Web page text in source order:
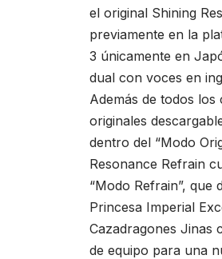
el original Shining
previamente en la
3 únicamente en
dual con voces en
Además de todos los
originales
dentro del “Modo
Resonance Refrain
“Modo Refrain”, que
Princesa Imperial
Cazadragones Jinas
de equipo para una